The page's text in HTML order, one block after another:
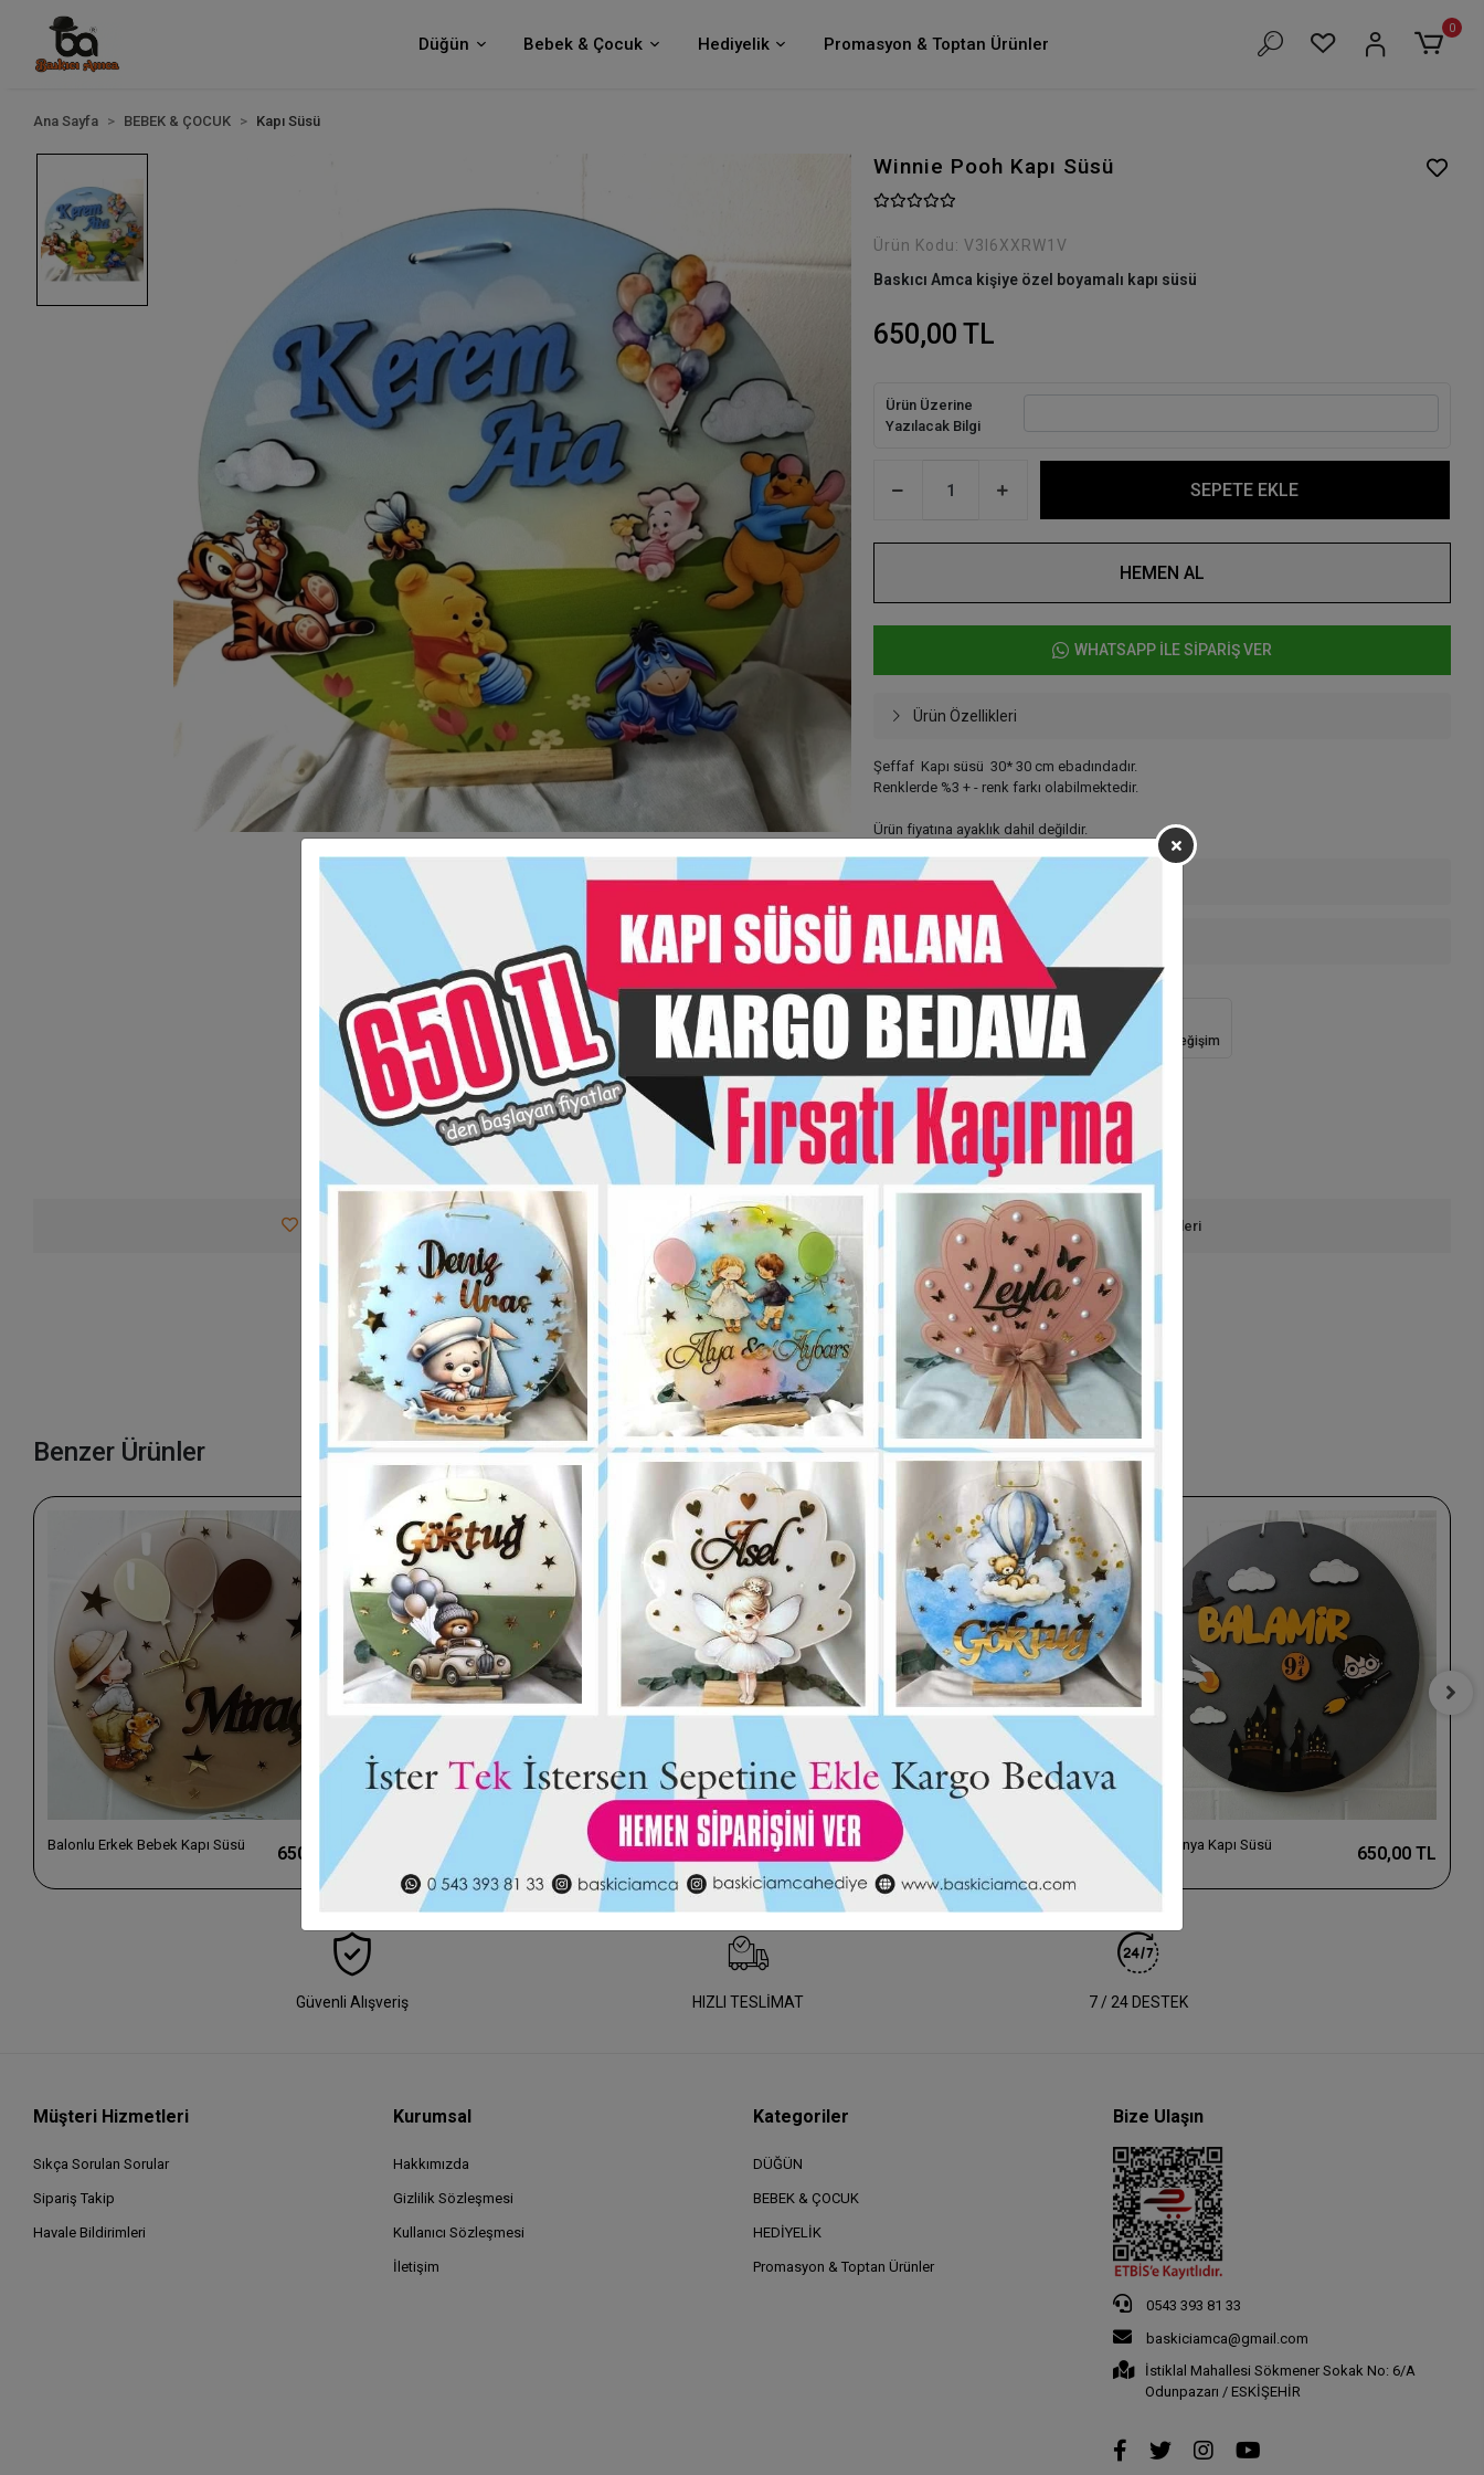
Düğün Bebek & Çocuk Hediyelik Promasyon & Toptan Ürünler
0
Ana Sayfa BEBEK & ÇOCUK Kapı Süsü
Winnie Pooh Kapı Süsü
Ürün Kodu: V3I6XXRW1V
Baskıcı Amca kişiye özel boyamalı kapı süsü
650,00 TL
Ürün Üzerine
Yazılacak Bilgi
SEPETE EKLE
HEMEN AL
WHATSAPP İLE SİPARİŞ VER
Ürün Özellikleri
Şeffaf Kapı süsü 30* 30 cm ebadındadır.
Renklerde %3 + - renk farkı olabilmektedir.
Ürün fiyatına ayaklık dahil değildir.
Taksit Seçenekleri
Garanti Ve Teslimat
Hızlı Gönderi Güvenli Alışveriş İade ve Değişim
Favorilerime Ekle Tavsiye Et Karşılaştır Telefonla Sipariş Ürün Önerileri
Bu ürün için henüz yorum yapılmadı.
Yorum Yap
Benzer Ürünler
Balonlu Erkek Bebek Kapı Süsü 650,00 TL Kız Ayıcık Kapı Süsü 650,00 TL Kız Kardeş Kapı Süsü 650,00 TL Sihirli Dünya Kapı Süsü 650,00 TL
Güvenli Alışveriş HIZLI TESLİMAT 7 / 24 DESTEK
Müşteri Hizmetleri
Sıkça Sorulan Sorular
Sipariş Takip
Havale Bildirimleri
Kurumsal
Hakkımızda
Gizlilik Sözleşmesi
Kullanıcı Sözleşmesi
İletişim
Kategoriler
DÜĞÜN
BEBEK & ÇOCUK
HEDİYELİK
Promasyon & Toptan Ürünler
Bize Ulaşın
0543 393 81 33
baskiciamca@gmail.com
İstiklal Mahallesi Sökmener Sokak No: 6/A
Odunpazarı / ESKİŞEHİR